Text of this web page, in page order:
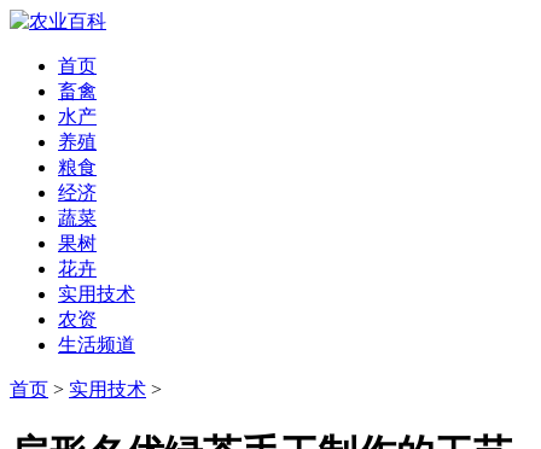
首页
畜禽
水产
养殖
粮食
经济
蔬菜
果树
花卉
实用技术
农资
生活频道
首页 > 实用技术 >